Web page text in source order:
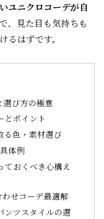
ユニクロコーデが自
、見た目も気持ちも
るはずです。
選び方の極意
とポイント
る色・素材選び
体例
おくべき心構え
せコーデ最適解
ンツスタイルの選